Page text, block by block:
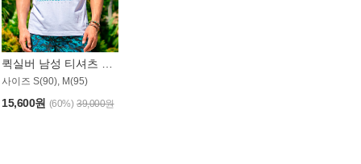
퀵실버 남성 티셔츠 MST357WQS
사이즈 S(90), M(95)
15,600원 (60%) 39,000원